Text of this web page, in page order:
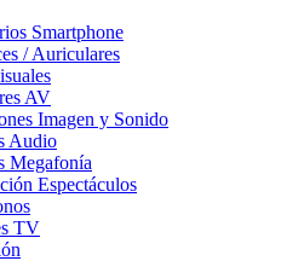
Smartphone
/ Auriculares
AV
Imagen y Sonido
Audio
Megafonía
Espectáculos
TV